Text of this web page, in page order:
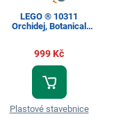
LEGO ® 10311
Orchidej, Botanical
999 Kč
Plastové stavebnice